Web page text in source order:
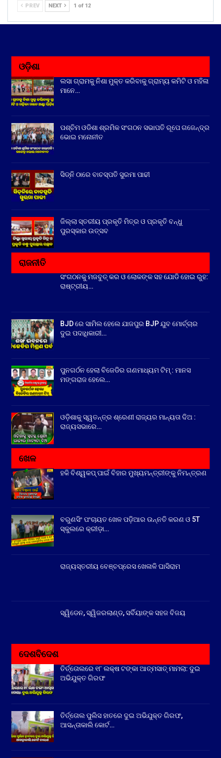
PREV NEXT 1 of 12
ଓଡ଼ିଶା
ଲସା ଗ୍ରାମକୁ ନିଶା ମୁକ୍ତ କରିବାକୁ ଗ୍ରାମ୍ୟ କମିଟି ଓ ମହିଳା
ମାନେ…
ପଶ୍ଚିମ ଓଡିଶା ଶ୍ରମିକ ସଂଗଠନ ସଭାପତି ରୂପେ ଗଜେନ୍ଦ୍ର
ଭୋଇ ମନୋନୀତ
ସିଡ୍‌ନି ଠାରେ ବାଚସ୍ପତି ସୁରମା ପାଢୀ
ଜିଲ୍ଲା ସ୍ତରୀୟ ପ୍ରକୃତି ମିତ୍ର ଓ ପ୍ରକୃତି ବନ୍ଧୁ
ପୁରସ୍କାର ଉତ୍ସବ
ରାଜନୀତି
ସଂଗଠନକୁ ମଜବୁତ୍ କର ଓ ଲୋକଙ୍କ ସହ ଯୋଡି ହୋଇ ରୁହ:
ରାଷ୍ଟ୍ରୀୟ…
BJD ରେ ସାମିଲ ହେଲେ ଯାଜପୁର BJP ଯୁବ ମୋର୍ଚ୍ଚାର
ଦୁଇ ପଦାଧିକାରୀ…
ପୁନଗର୍ଠନ ହେଲା ବିଜେଡିର ଗଣମାଧ୍ୟମ ଟିମ୍ : ମାନସ
ମଙ୍ଗରାଜ ହେଲେ…
ଓଡ଼ିଶାକୁ ସ୍ୱତନ୍ତ୍ର ଶ୍ରେଣୀ ରାଜ୍ୟର ମାନ୍ୟତା ଦିଅ :
ରାଜ୍ୟସଭାରେ…
ଖେଳ
ହକି ବିଶ୍ୱକପ୍ ପାଇଁ ବିହାର ମୁଖ୍ୟମନ୍ତ୍ରୀଙ୍କୁ ନିମନ୍ତ୍ରଣ
ବରୁଣସିଂ ପଂଚାୟତ ଖେଳ ପଡ଼ିଆର ଉନ୍ନତି କରଣ ଓ 5T
ସ୍କୁଲରେ କ୍ରୀଡ଼ା…
ରାଜ୍ୟସ୍ତରୀୟ ବେଞ୍ଚପ୍ରେସ ଖେଳାଳି ଘାସିରାମ
ସ୍ୱିଡେନ, ସ୍ୱିଜରଲାଣ୍ଡ, ସର୍ବିୟାଙ୍କ ସହଜ ବିଜୟ
ଦେଶବିଦେଶ
ତିର୍ତ୍ତୋଲରେ ୧୮ ଲକ୍ଷ ଟଙ୍କା ଆତ୍ମସାତ୍ ମାମଲା: ଦୁଇ
ଅଭିଯୁକ୍ତ ଗିରଫ
ତିର୍ତ୍ତୋଲ ପୁଲିସ ହାତରେ ଦୁଇ ଅଭିଯୁକ୍ତ ଗିରଫ,
ଆସନ୍ତାକାଲି କୋର୍ଟ…